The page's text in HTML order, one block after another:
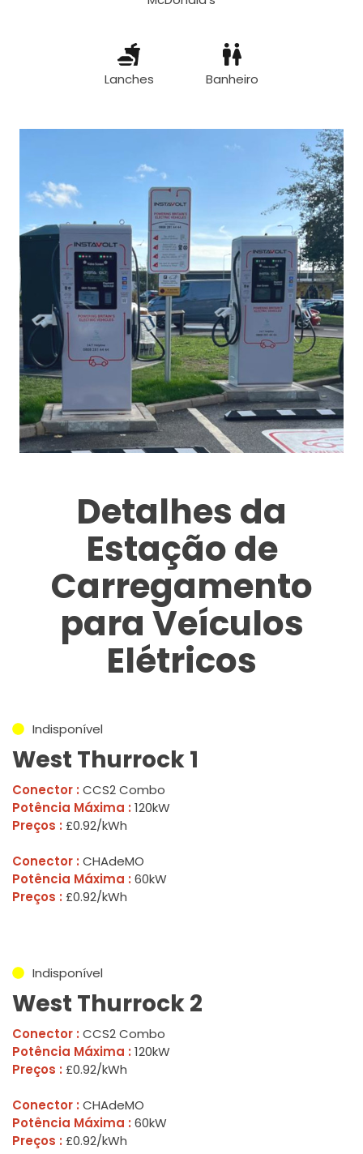
Lanches Banheiro
Detalhes da
Estação de
Carregamento
para Veículos
Elétricos
Indisponível
West Thurrock 1
Conector : CCS2 Combo
Potência Máxima : 120kW
Preços : £0.92/kWh
Conector : CHAdeMO
Potência Máxima : 60kW
Preços : £0.92/kWh
Indisponível
West Thurrock 2
Conector : CCS2 Combo
Potência Máxima : 120kW
Preços : £0.92/kWh
Conector : CHAdeMO
Potência Máxima : 60kW
Preços : £0.92/kWh